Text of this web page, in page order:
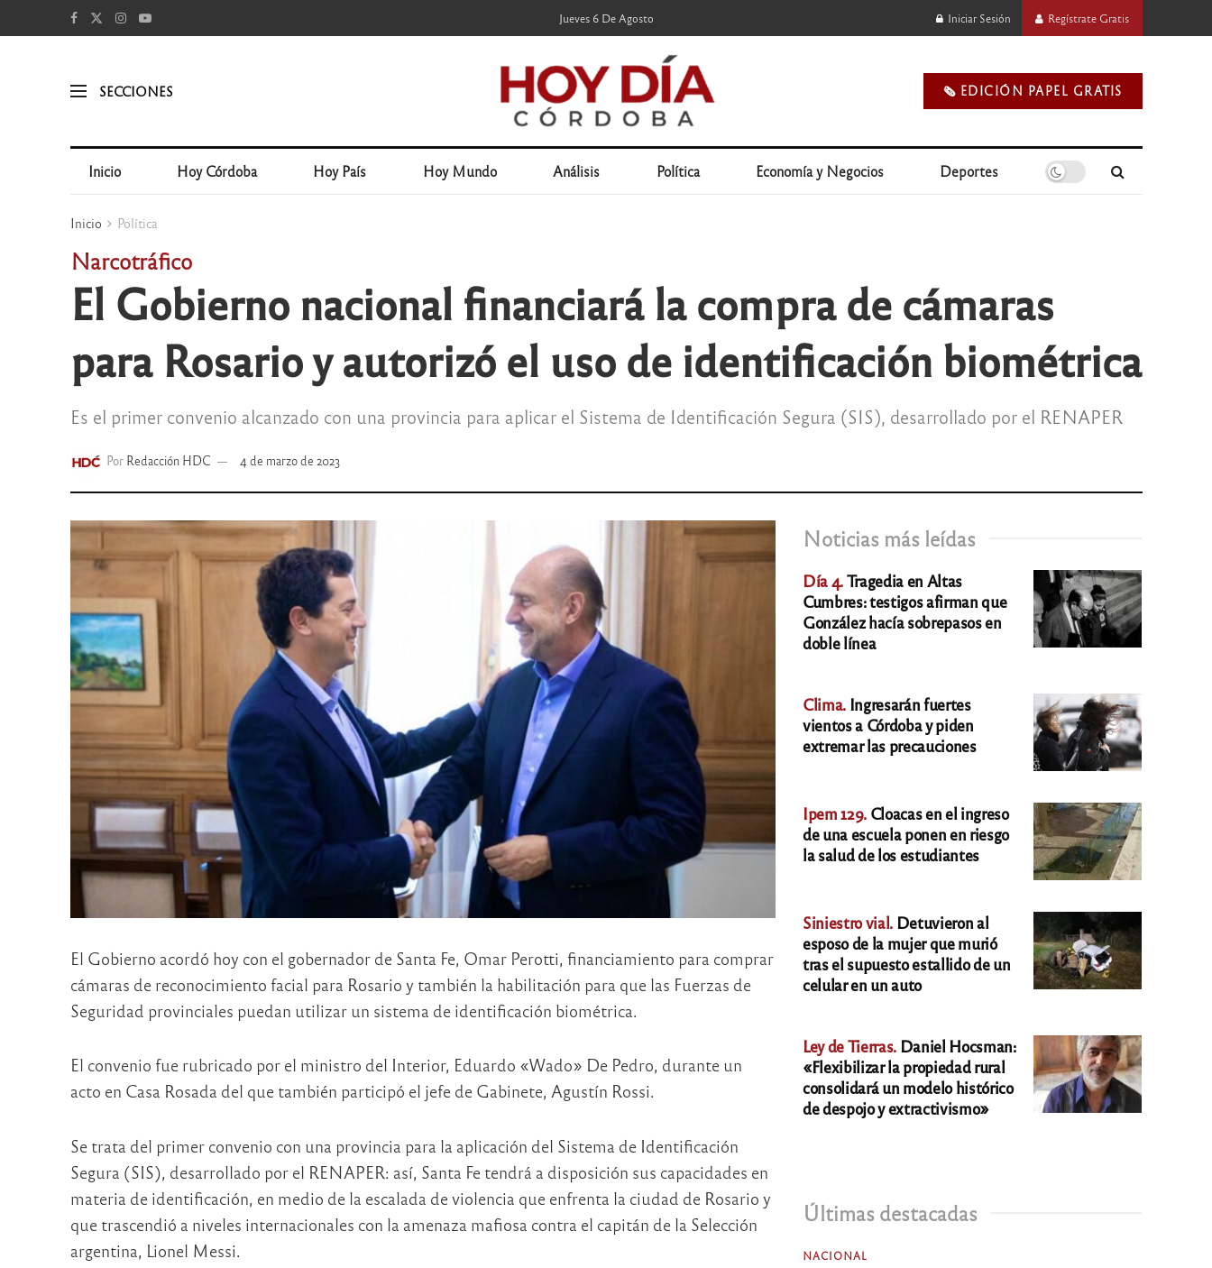
Jueves 6 De Agosto Iniciar Sesión Regístrate Gratis
SECCIONES 🗞️ EDICIÓN PAPEL GRATIS
Inicio Hoy Córdoba Hoy País Hoy Mundo Análisis Política Economía y Negocios Deportes
Inicio Política
Narcotráfico
El Gobierno nacional financiará la compra de cámaras
para Rosario y autorizó el uso de identificación biométrica
Es el primer convenio alcanzado con una provincia para aplicar el Sistema de Identificación Segura (SIS), desarrollado por el RENAPER
Por Redacción HDC 4 de marzo de 2023
El Gobierno acordó hoy con el gobernador de Santa Fe, Omar Perotti, financiamiento para comprar
cámaras de reconocimiento facial para Rosario y también la habilitación para que las Fuerzas de
Seguridad provinciales puedan utilizar un sistema de identificación biométrica.
El convenio fue rubricado por el ministro del Interior, Eduardo «Wado» De Pedro, durante un
acto en Casa Rosada del que también participó el jefe de Gabinete, Agustín Rossi.
Se trata del primer convenio con una provincia para la aplicación del Sistema de Identificación
Segura (SIS), desarrollado por el RENAPER: así, Santa Fe tendrá a disposición sus capacidades en
materia de identificación, en medio de la escalada de violencia que enfrenta la ciudad de Rosario y
que trascendió a niveles internacionales con la amenaza mafiosa contra el capitán de la Selección
argentina, Lionel Messi.
Noticias más leídas
Día 4.Tragedia en Altas
Cumbres: testigos afirman que
González hacía sobrepasos en
doble línea
Clima. Ingresarán fuertes
vientos a Córdoba y piden
extremar las precauciones
Ipem 129. Cloacas en el ingreso
de una escuela ponen en riesgo
la salud de los estudiantes
Siniestro vial. Detuvieron al
esposo de la mujer que murió
tras el supuesto estallido de un
celular en un auto
Ley de Tierras. Daniel Hocsman:
«Flexibilizar la propiedad rural
consolidará un modelo histórico
de despojo y extractivismo»
Últimas destacadas
NACIONAL